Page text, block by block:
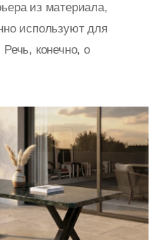
из материала,
используют для
конечно, о